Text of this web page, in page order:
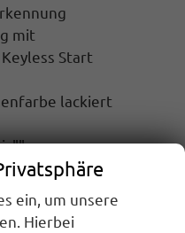
mit
Start
lackiert
5 Jahre / max.
ein, um unsere
Hierbei